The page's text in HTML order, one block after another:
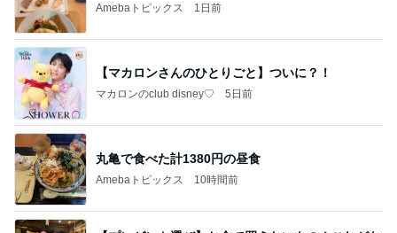
Amebaトピックス 1日前
【マカロンさんのひとりごと】ついに？！
マカロンのclub disney♡ 5日前
丸亀で食べた計1380円の昼食
Amebaトピックス 10時間前